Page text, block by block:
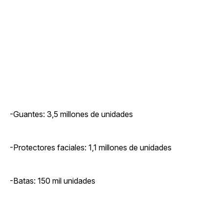
-Guantes: 3,5 millones de unidades
-Protectores faciales: 1,1 millones de unidades
-Batas: 150 mil unidades